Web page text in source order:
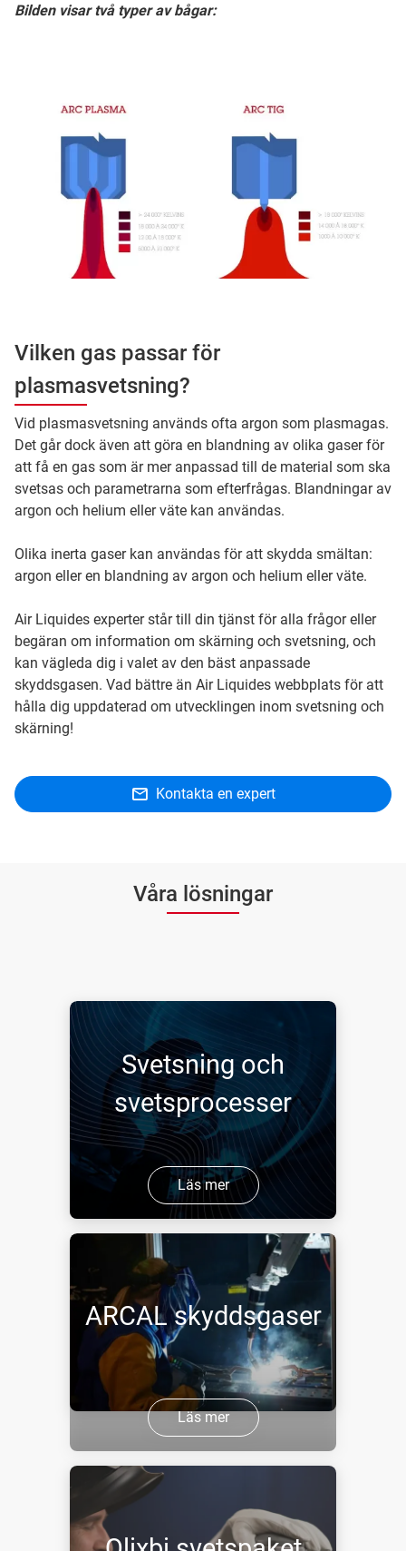
Bilden visar två typer av bågar:
Vilken gas passar för
plasmasvetsning?
Vid plasmasvetsning används ofta argon som plasmagas.
Det går dock även att göra en blandning av olika gaser för
att få en gas som är mer anpassad till de material som ska
svetsas och parametrarna som efterfrågas. Blandningar av
argon och helium eller väte kan användas.
Olika inerta gaser kan användas för att skydda smältan:
argon eller en blandning av argon och helium eller väte.
Air Liquides experter står till din tjänst för alla frågor eller
begäran om information om skärning och svetsning, och
kan vägleda dig i valet av den bäst anpassade
skyddsgasen. Vad bättre än Air Liquides webbplats för att
hålla dig uppdaterad om utvecklingen inom svetsning och
skärning!
Kontakta en expert
Våra lösningar
Svetsning och
svetsprocesser
Läs mer
ARCAL skyddsgaser
Läs mer